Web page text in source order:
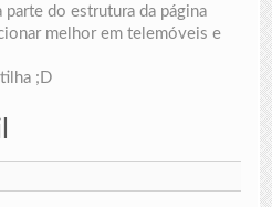
do estrutura da página
melhor em telemóveis e
;D